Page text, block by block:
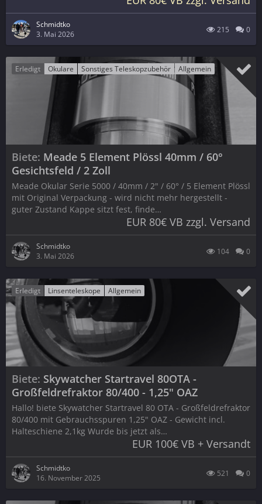
Schmidtko
3. Mai 2026
215 0
Erledigt Okulare Sonstiges Teleskopzubehör Allgemein
Biete Meade 5 Element Plössl 40mm / 60°
Gesichtsfeld / 2 Zoll
Meade Okular Serie 5000 / 40mm / 2" / 60° / 5 Element Plössl
mit Original Verpackung - wird nicht mehr hergestellt -
guter Zustand Kappe sitzt fest, finde…
EUR 80€ VB zzgl. Versand
Schmidtko
3. Mai 2026
104 0
Erledigt Linsenteleskope Allgemein
Biete Skywatcher Startravel 80OTA -
Großfeldrefraktor 80/400 - 1,25" OAZ
Hallo! biete Skywatcher Startravel 80 OTA - Großfeldrefraktor
80/400 mit Gebrauchsspuren 1,25" OAZ - Gewicht incl.
Halteschiene 2,1kg Wurde bis jetzt als…
EUR 100€ VB + Versandt
Schmidtko
16. November 2025
521 0